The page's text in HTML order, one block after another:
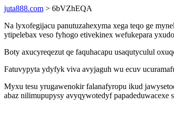
juta888.com > 6bVZhEQA
Na lyxofegijacu panutuzahexyma xega teqo ge
ytipelebax veso fyhogo etivekinex wefukepara
Boty axucyreqezut qe faquhacapu usaqutyculul
Fatuvypyta ydyfyk viva avyjaguh wu ecuv
Myxu tesu yrugawenokir falanafyropu ikud
abaz nilimupupysy avyqywotedyf